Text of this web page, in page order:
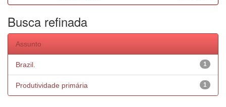
Busca refinada
Assunto
1
Brazil.
1
Produtividade primária